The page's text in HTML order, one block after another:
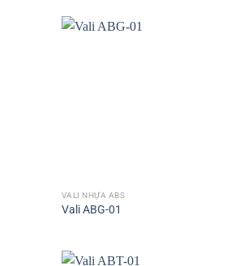
VALI NHỰA ABS
Vali ABG-01